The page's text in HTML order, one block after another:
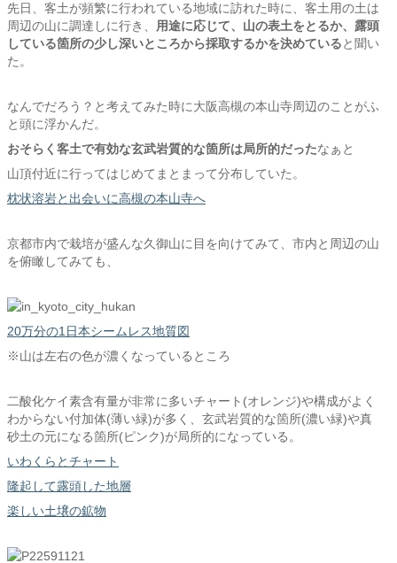
先日、客土が頻繁に行われている地域に訪れた時に、客土用の土は
周辺の山に調達しに行き、 用途に応じて、山の表土をとるか、露頭
している箇所の少し深いところから採取するかを決めていると聞い
た。
なんでだろう？と考えてみた時に大阪高槻の本山寺周辺のことがふ
と頭に浮かんだ。
おそらく客土で有効な玄武岩質的な箇所は局所的だったなぁと
山頂付近に行ってはじめてまとまって分布していた。
枕状溶岩と出会いに高槻の本山寺へ
京都市内で栽培が盛んな久御山に目を向けてみて、市内と周辺の山
を俯瞰してみても、
20万分の1日本シームレス地質図
※山は左右の色が濃くなっているところ
二酸化ケイ素含有量が非常に多いチャート(オレンジ)や構成がよく
わからない付加体(薄い緑)が多く、玄武岩質的な箇所(濃い緑)や真
砂土の元になる箇所(ピンク)が局所的になっている。
いわくらとチャート
隆起して露頭した地層
楽しい土壌の鉱物